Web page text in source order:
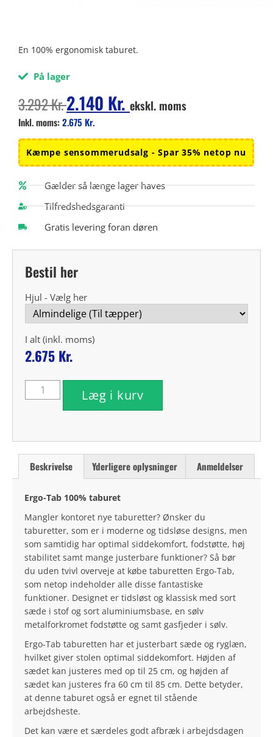
En 100% ergonomisk taburet.
På lager
3.292Kr.2.140 Kr. ekskl. moms
Inkl. moms:2.675 Kr.
Kæmpe sensommerudsalg - Spar 35% netop nu
Gælder så længe lager haves
Tilfredshedsgaranti
Gratis levering foran døren
Bestil her
Hjul - Vælg her
I alt (inkl. moms)
2.675 Kr.
Læg i kurv
Beskrivelse Yderligere oplysninger Anmeldelser
Ergo-Tab 100% taburet
Mangler kontoret nye taburetter? Ønsker du
taburetter, som er i moderne og tidsløse designs, men
som samtidig har optimal siddekomfort, fodstøtte, høj
stabilitet samt mange justerbare funktioner? Så bør
du uden tvivl overveje at købe taburetten Ergo-Tab,
som netop indeholder alle disse fantastiske
funktioner. Designet er tidsløst og klassisk med sort
sæde i stof og sort aluminiumsbase, en sølv
metalforkromet fodstøtte og samt gasfjeder i sølv.
Ergo-Tab taburetten har et justerbart sæde og ryglæn,
hvilket giver stolen optimal siddekomfort. Højden af
sædet kan justeres med op til 25 cm, og højden af
sædet kan justeres fra 60 cm til 85 cm. Dette betyder,
at denne taburet også er egnet til stående
arbejdsheste.
Det kan være et særdeles godt afbræk i arbejdsdagen